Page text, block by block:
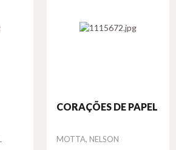
CORAÇÕES DE PAPEL
Autor
MOTTA, NELSON